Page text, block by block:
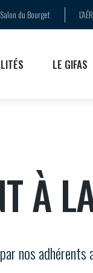
Salon du Bourget
LE GIFAS
À
nos adhérents